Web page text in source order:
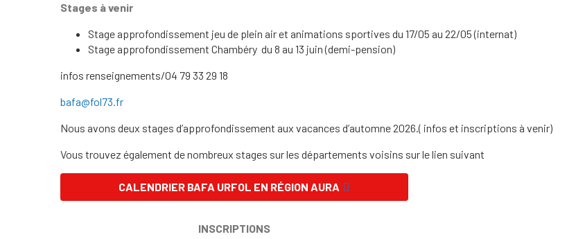
Stages à venir
Stage approfondissement jeu de plein air et animations sportives du 17/05 au 22/05 (internat)
Stage approfondissement Chambéry du 8 au 13 juin (demi-pension)
infos renseignements/04 79 33 29 18
bafa@fol73.fr
Nous avons deux stages d’approfondissement aux vacances d’automne 2026.( infos et inscriptions à venir)
Vous trouvez également de nombreux stages sur les départements voisins sur le lien suivant
CALENDRIER BAFA URFOL EN RÉGION AURA
INSCRIPTIONS